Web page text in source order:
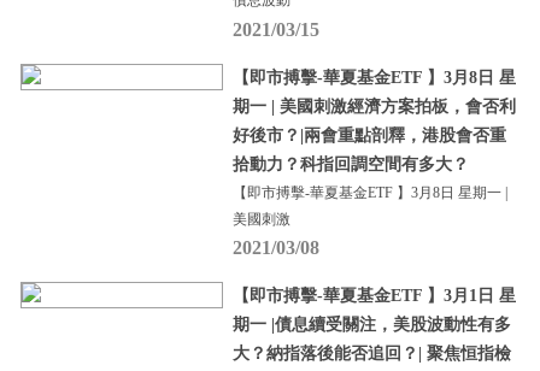
2021/03/15
【即市搏擊-華夏基金ETF 】3月8日 星
期一 | 美國刺激經濟方案拍板，會否利
好後市？|兩會重點剖釋，港股會否重
拾動力？科指回調空間有多大？
【即市搏擊-華夏基金ETF 】3月8日 星期一 |
美國刺激
2021/03/08
【即市搏擊-華夏基金ETF 】3月1日 星
期一 |債息續受關注，美股波動性有多
大？納指落後能否追回？| 聚焦恒指檢